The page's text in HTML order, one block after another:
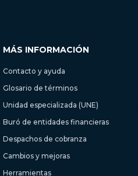
MÁS INFORMACIÓN
Contacto y ayuda
Glosario de términos
Unidad especializada (UNE)
Buró de entidades financieras
Despachos de cobranza
Cambios y mejoras
Herramientas